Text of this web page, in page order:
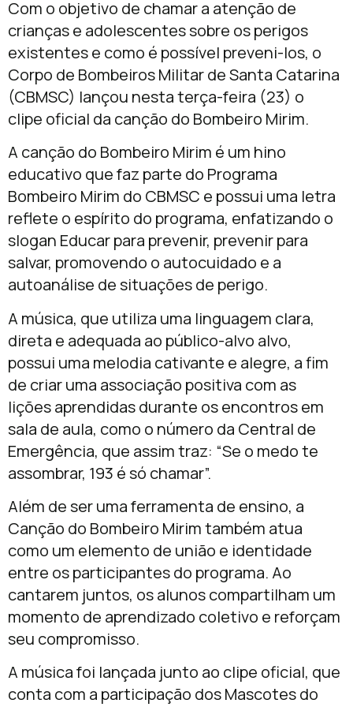
Com o objetivo de chamar a atenção de
crianças e adolescentes sobre os perigos
existentes e como é possível preveni-los, o
Corpo de Bombeiros Militar de Santa Catarina
(CBMSC) lançou nesta terça-feira (23) o
clipe oficial da canção do Bombeiro Mirim.
A canção do Bombeiro Mirim é um hino
educativo que faz parte do Programa
Bombeiro Mirim do CBMSC e possui uma letra
reflete o espírito do programa, enfatizando o
slogan Educar para prevenir, prevenir para
salvar, promovendo o autocuidado e a
autoanálise de situações de perigo.
A música, que utiliza uma linguagem clara,
direta e adequada ao público-alvo alvo,
possui uma melodia cativante e alegre, a fim
de criar uma associação positiva com as
lições aprendidas durante os encontros em
sala de aula, como o número da Central de
Emergência, que assim traz: “Se o medo te
assombrar, 193 é só chamar”.
Além de ser uma ferramenta de ensino, a
Canção do Bombeiro Mirim também atua
como um elemento de união e identidade
entre os participantes do programa. Ao
cantarem juntos, os alunos compartilham um
momento de aprendizado coletivo e reforçam
seu compromisso.
A música foi lançada junto ao clipe oficial, que
conta com a participação dos Mascotes do